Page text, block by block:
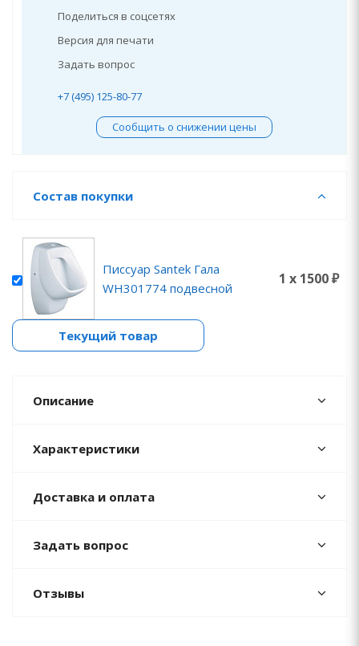
Поделиться в соцсетях
Версия для печати
Задать вопрос
+7 (495) 125-80-77
Сообщить о снижении цены
Состав покупки
Писсуар Santek Гала
WH301774 подвесной
1 x 1500 ₽
Текущий товар
Описание
Характеристики
Доставка и оплата
Задать вопрос
Отзывы